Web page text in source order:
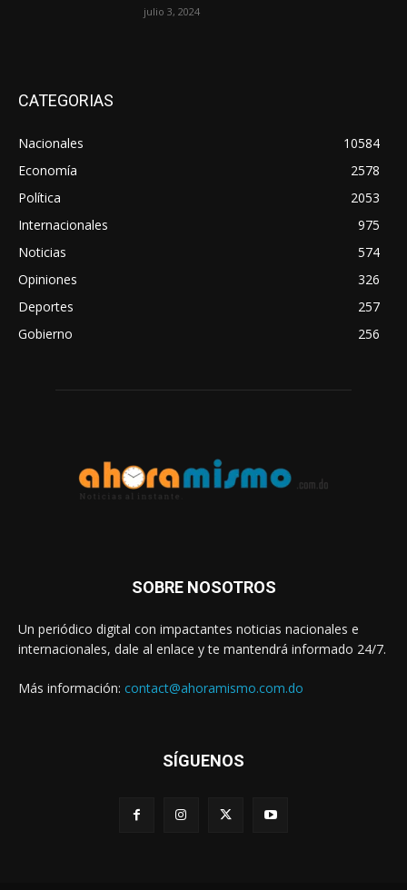
julio 3, 2024
CATEGORIAS
Nacionales
10584
Economía
2578
Política
2053
Internacionales
975
Noticias
574
Opiniones
326
Deportes
257
Gobierno
256
SOBRE NOSOTROS
Un periódico digital con impactantes noticias nacionales e
internacionales, dale al enlace y te mantendrá informado 24/7.
Más información: contact@ahoramismo.com.do
SÍGUENOS